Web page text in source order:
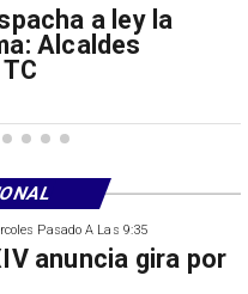
ingreso de
mensajes de
a ley la
Alcaldes